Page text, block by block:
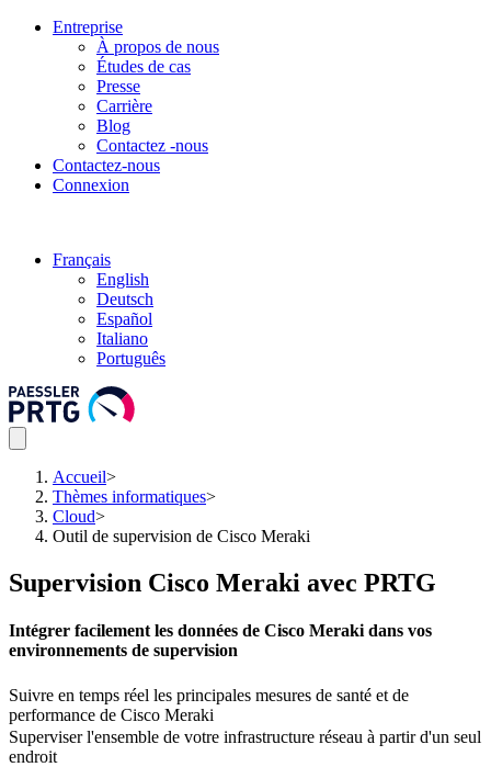
Entreprise
À propos de nous
Études de cas
Presse
Carrière
Blog
Contactez -nous
Contactez-nous
Connexion
Français
English
Deutsch
Español
Italiano
Português
Accueil>
Thèmes informatiques>
Cloud>
Outil de supervision de Cisco Meraki
Supervision Cisco Meraki avec PRTG
Intégrer facilement les données de Cisco Meraki dans vos
environnements de supervision
Suivre en temps réel les principales mesures de santé et de
performance de Cisco Meraki
Superviser l'ensemble de votre infrastructure réseau à partir d'un seul
endroit